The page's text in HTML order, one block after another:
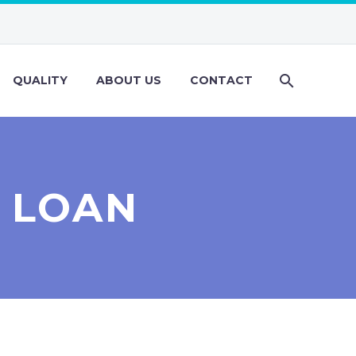
QUALITY ABOUT US CONTACT